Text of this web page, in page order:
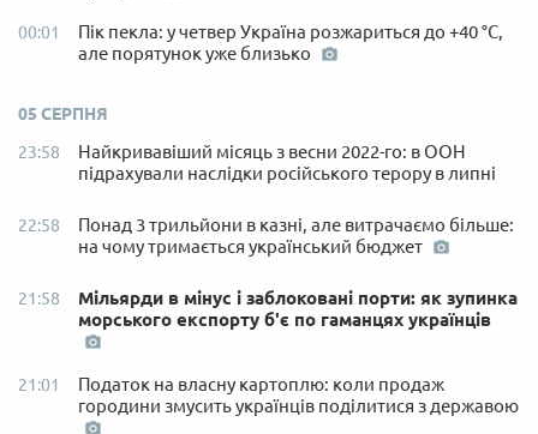
00:01
Пік пекла: у четвер Україна розжариться до +40 °C,
але порятунок уже близько
05 СЕРПНЯ
23:58
Найкривавіший місяць з весни 2022-го: в ООН
підрахували наслідки російського терору в липні
22:58
Понад 3 трильйони в казні, але витрачаємо більше:
на чому тримається український бюджет
21:58
Мільярди в мінус і заблоковані порти: як зупинка
морського експорту б'є по гаманцях українців
21:01
Податок на власну картоплю: коли продаж
городини змусить українців поділитися з державою